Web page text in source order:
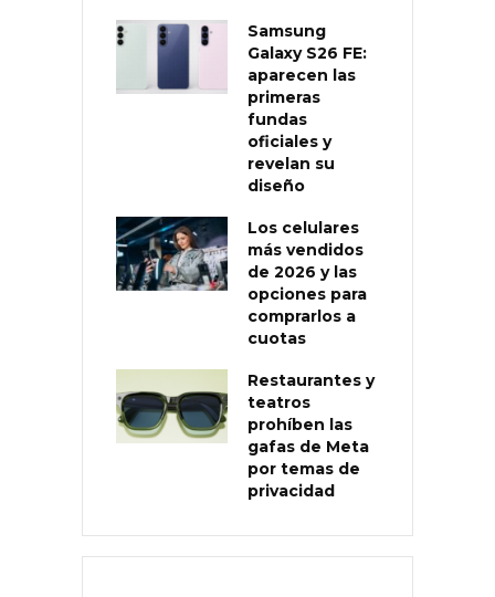
Samsung
Galaxy S26 FE:
aparecen las
primeras
fundas
oficiales y
revelan su
diseño
Los celulares
más vendidos
de 2026 y las
opciones para
comprarlos a
cuotas
Restaurantes y
teatros
prohíben las
gafas de Meta
por temas de
privacidad